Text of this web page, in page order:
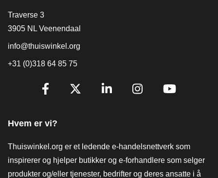
[_General:Contact]
Traverse 3
3905 NL Veenendaal
info@thuiswinkel.org
+31 (0)318 64 85 75
[_General:SocialMediaTitle]
Hvem er vi?
Thuiswinkel.org er et ledende e-handelsnettverk som
inspirerer og hjelper butikker og e-forhandlere som selger
produkter og/eller tjenester, bedrifter og deres ansatte i å